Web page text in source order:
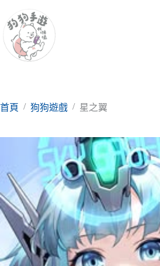
至
要
首頁 / 狗狗遊戲 / 星之翼